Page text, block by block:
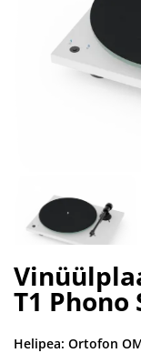
T1 Phono
Helipea: Ortofon